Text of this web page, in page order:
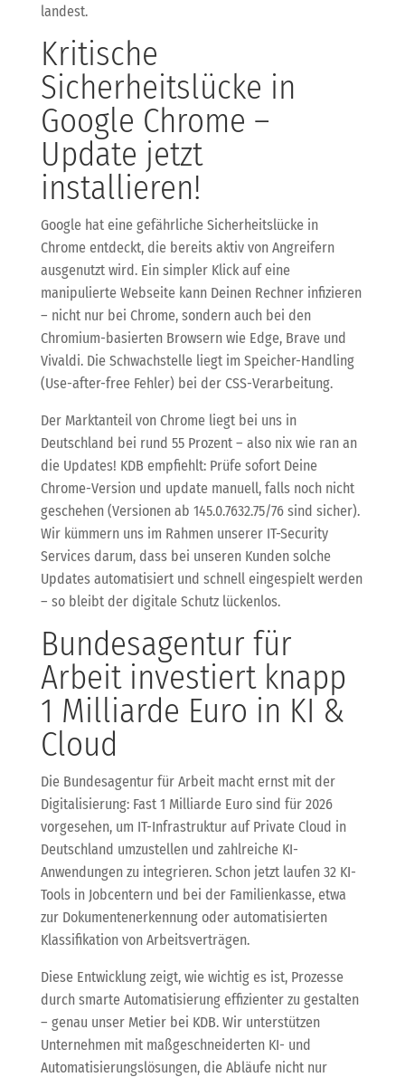
landest.
Kritische
Sicherheitslücke in
Google Chrome –
Update jetzt
installieren!
Google hat eine gefährliche Sicherheitslücke in
Chrome entdeckt, die bereits aktiv von Angreifern
ausgenutzt wird. Ein simpler Klick auf eine
manipulierte Webseite kann Deinen Rechner infizieren
– nicht nur bei Chrome, sondern auch bei den
Chromium-basierten Browsern wie Edge, Brave und
Vivaldi. Die Schwachstelle liegt im Speicher-Handling
(Use-after-free Fehler) bei der CSS-Verarbeitung.
Der Marktanteil von Chrome liegt bei uns in
Deutschland bei rund 55 Prozent – also nix wie ran an
die Updates! KDB empfiehlt: Prüfe sofort Deine
Chrome-Version und update manuell, falls noch nicht
geschehen (Versionen ab 145.0.7632.75/76 sind sicher).
Wir kümmern uns im Rahmen unserer IT-Security
Services darum, dass bei unseren Kunden solche
Updates automatisiert und schnell eingespielt werden
– so bleibt der digitale Schutz lückenlos.
Bundesagentur für
Arbeit investiert knapp
1 Milliarde Euro in KI &
Cloud
Die Bundesagentur für Arbeit macht ernst mit der
Digitalisierung: Fast 1 Milliarde Euro sind für 2026
vorgesehen, um IT-Infrastruktur auf Private Cloud in
Deutschland umzustellen und zahlreiche KI-
Anwendungen zu integrieren. Schon jetzt laufen 32 KI-
Tools in Jobcentern und bei der Familienkasse, etwa
zur Dokumentenerkennung oder automatisierten
Klassifikation von Arbeitsverträgen.
Diese Entwicklung zeigt, wie wichtig es ist, Prozesse
durch smarte Automatisierung effizienter zu gestalten
– genau unser Metier bei KDB. Wir unterstützen
Unternehmen mit maßgeschneiderten KI- und
Automatisierungslösungen, die Abläufe nicht nur